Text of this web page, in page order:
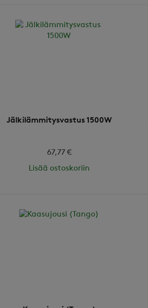
Jälkilämmitysvastus 1500W
67,77 €
Lisää ostoskoriin